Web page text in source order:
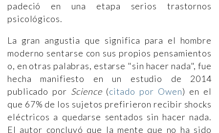
padeció en una etapa serios trastornos
psicológicos.
La gran angustia que significa para el hombre
moderno sentarse con sus propios pensamientos
o, en otras palabras, estarse "sin hacer nada", fue
hecha manifiesto en un estudio de 2014
publicado por Science(citado por Owen) en el
que 67% de los sujetos prefirieron recibir shocks
eléctricos a quedarse sentados sin hacer nada.
El autor concluyó que la mente que no ha sido